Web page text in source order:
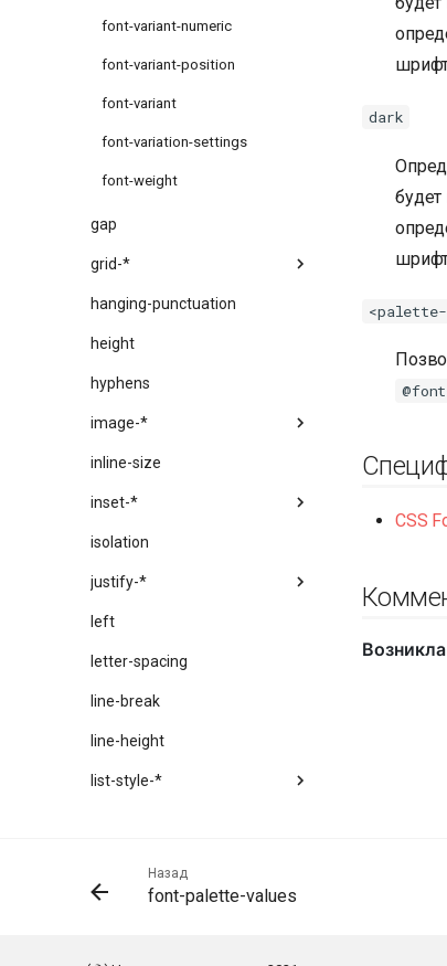
font-variant-numeric
font-variant-position
font-variant
font-variation-settings
font-weight
gap
grid-*
hanging-punctuation
height
hyphens
image-*
inline-size
inset-*
isolation
justify-*
left
letter-spacing
line-break
line-height
list-style-*
max-*
dark
CSS
Назад
font-palette-values